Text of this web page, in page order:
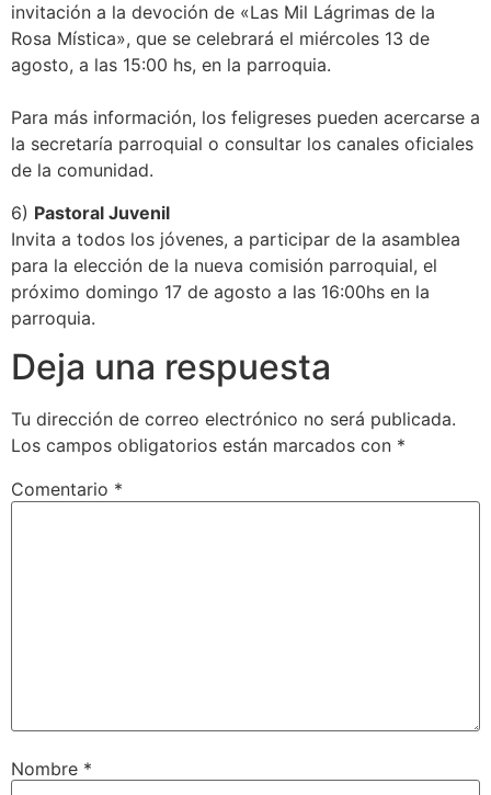
invitación a la devoción de «Las Mil Lágrimas de la
Rosa Mística», que se celebrará el miércoles 13 de
agosto, a las 15:00 hs, en la parroquia.
Para más información, los feligreses pueden acercarse a
la secretaría parroquial o consultar los canales oficiales
de la comunidad.
6) Pastoral Juvenil
Invita a todos los jóvenes, a participar de la asamblea
para la elección de la nueva comisión parroquial, el
próximo domingo 17 de agosto a las 16:00hs en la
parroquia.
Deja una respuesta
Tu dirección de correo electrónico no será publicada.
Los campos obligatorios están marcados con *
Comentario *
Nombre *